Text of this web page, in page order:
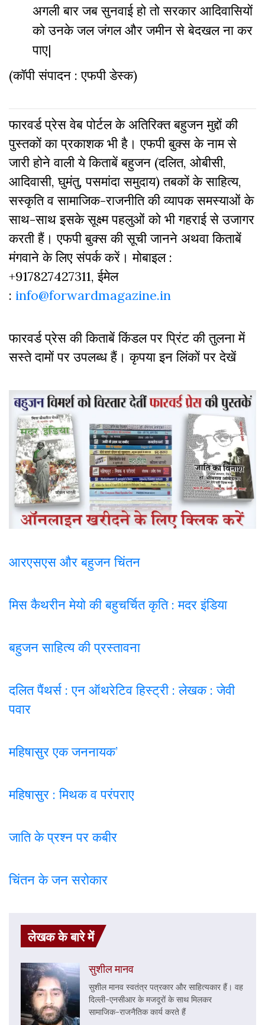
अगली बार जब सुनवाई हो तो सरकार आदिवासियों
को उनके जल जंगल और जमीन से बेदखल ना कर
पाए|
(कॉपी संपादन : एफपी डेस्क)
फारवर्ड प्रेस वेब पोर्टल के अतिरिक्‍त बहुजन मुद्दों की
पुस्‍तकों का प्रकाशक भी है। एफपी बुक्‍स के नाम से
जारी होने वाली ये किताबें बहुजन (दलित, ओबीसी,
आदिवासी, घुमंतु, पसमांदा समुदाय) तबकों के साहित्‍य,
सस्‍क‍ृति व सामाजिक-राजनीति की व्‍यापक समस्‍याओं के
साथ-साथ इसके सूक्ष्म पहलुओं को भी गहराई से उजागर
करती हैं। एफपी बुक्‍स की सूची जानने अथवा किताबें
मंगवाने के लिए संपर्क करें। मोबाइल :
+917827427311, ईमेल
: info@forwardmagazine.in
फारवर्ड प्रेस की किताबें किंडल पर प्रिंट की तुलना में
सस्ते दामों पर उपलब्ध हैं। कृपया इन लिंकों पर देखें
आरएसएस और बहुजन चिंतन
मिस कैथरीन मेयो की बहुचर्चित कृति : मदर इंडिया
बहुजन साहित्य की प्रस्तावना
दलित पैंथर्स : एन ऑथरेटिव हिस्ट्री : लेखक : जेवी
पवार
महिषासुर एक जननायक’
महिषासुर : मिथक व परंपराए
जाति के प्रश्न पर कबीर
चिंतन के जन सरोकार
लेखक के बारे में
सुशील मानव
सुशील मानव स्वतंत्र पत्रकार और साहित्यकार हैं। वह
दिल्ली-एनसीआर के मजदूरों के साथ मिलकर
सामाजिक-राजनैतिक कार्य करते हैं